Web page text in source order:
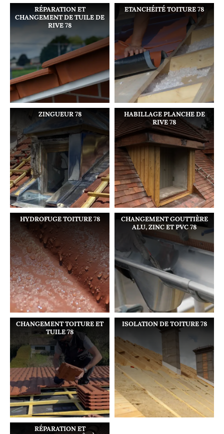
RÉPARATION ET
CHANGEMENT DE TUILE DE
RIVE 78
ETANCHÉITÉ TOITURE 78
ZINGUEUR 78
HABILLAGE PLANCHE DE
RIVE 78
HYDROFUGE TOITURE 78
CHANGEMENT GOUTTIÈRE
ALU, ZINC ET PVC 78
CHANGEMENT TOITURE ET
TUILE 78
ISOLATION DE TOITURE 78
RÉPARATION ET